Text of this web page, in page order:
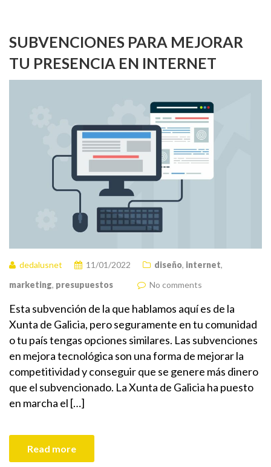
SUBVENCIONES PARA MEJORAR
TU PRESENCIA EN INTERNET
dedalusnet 11/01/2022 diseño, internet,
marketing, presupuestos No comments
Esta subvención de la que hablamos aquí es de la
Xunta de Galicia, pero seguramente en tu comunidad
o tu país tengas opciones similares. Las subvenciones
en mejora tecnológica son una forma de mejorar la
competitividad y conseguir que se genere más dinero
que el subvencionado. La Xunta de Galicia ha puesto
en marcha el […]
Read more